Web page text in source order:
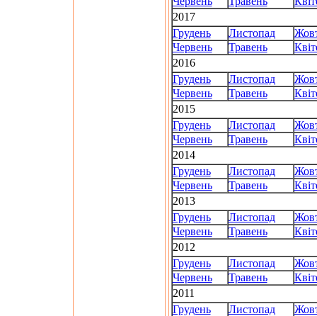
2017
Грудень
Листопад
Червень
Травень
2016
Грудень
Листопад
Червень
Травень
2015
Грудень
Листопад
Червень
Травень
2014
Грудень
Листопад
Червень
Травень
2013
Грудень
Листопад
Червень
Травень
2012
Грудень
Листопад
Червень
Травень
2011
Грудень
Листопад